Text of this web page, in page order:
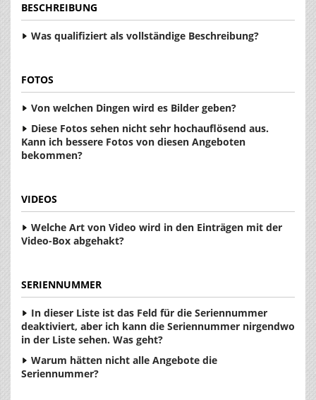
BESCHREIBUNG
Was qualifiziert als vollständige Beschreibung?
FOTOS
Von welchen Dingen wird es Bilder geben?
Diese Fotos sehen nicht sehr hochauflösend aus.
Kann ich bessere Fotos von diesen Angeboten
bekommen?
VIDEOS
Welche Art von Video wird in den Einträgen mit der
Video-Box abgehakt?
SERIENNUMMER
In dieser Liste ist das Feld für die Seriennummer
deaktiviert, aber ich kann die Seriennummer nirgendwo
in der Liste sehen. Was geht?
Warum hätten nicht alle Angebote die
Seriennummer?